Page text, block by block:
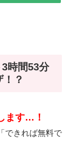
時間53分
？
ます…！
できれば無料で